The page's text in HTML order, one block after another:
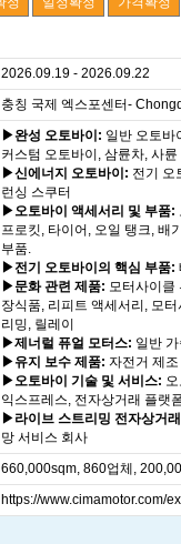
2026.09.19 - 2026.09.22
충칭 국제 엑스포센터-
▶완성 오토바이: 일반 오토바
커스텀 오토바이, 삼륜차, 사
▶신에너지 오토바이: 전기 오
런싱 스쿠터
▶오토바이 액세서리 및 부품:
프로킷, 타이어, 오일 탱크, 배
부품.
▶전기 오토바이의 핵심 부품:
▶문화 관련 제품: 모터사이클
장식품, 리피트 액세서리, 모
리밍, 릴레이
▶제너럴 퓨얼 모터스: 일반
▶유지 보수 제품: 자전거 제
▶오토바이 기술 및 서비스:
익스프레스, 전자상거래 플랫
▶라이브 스트리밍 전자상거
망 서비스 회사
660,000sqm, 860업체,
https://www.cimamotor.com/